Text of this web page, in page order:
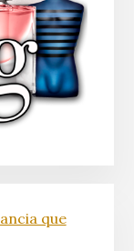
que